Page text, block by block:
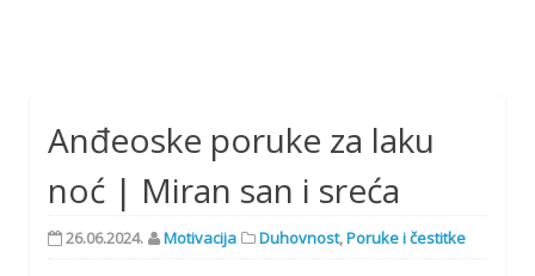
Anđeoske poruke za laku
noć | Miran san i sreća
26.06.2024. Motivacija Duhovnost,Poruke i čestitke